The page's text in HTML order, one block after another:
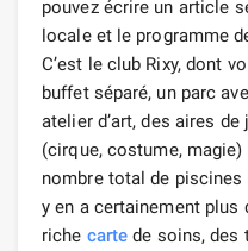
pouvez écrire un article
locale et le programme
C’est le club Rixy, dont
buffet séparé, un parc
atelier d’art, des aires
(cirque, costume,
nombre total de
y en a certainement plus
riche carte de soins, des